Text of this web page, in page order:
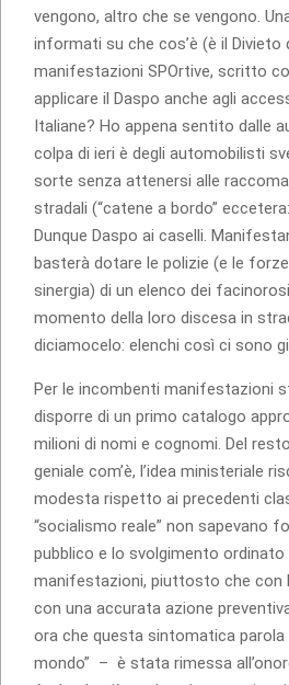
vengono, altro che se vengono.
informati su che cos’è (è il Divieto
manifestazioni SPOrtive, scritto
applicare il Daspo anche agli
Italiane? Ho appena sentito dalle
colpa di ieri è degli automobilisti
sorte senza attenersi alle
stradali (“catene a bordo”
Dunque Daspo ai caselli.
basterà dotare le polizie (e le
sinergia) di un elenco dei
momento della loro discesa in
diciamocelo: elenchi così ci sono
Per le incombenti manifestazioni
disporre di un primo catalogo
milioni di nomi e cognomi. Del
geniale com’è, l’idea ministeriale
modesta rispetto ai precedenti
“socialismo reale” non sapevano
pubblico e lo svolgimento ordinato
manifestazioni, piuttosto che con
con una accurata azione
ora che questa sintomatica parola
mondo” – è stata rimessa